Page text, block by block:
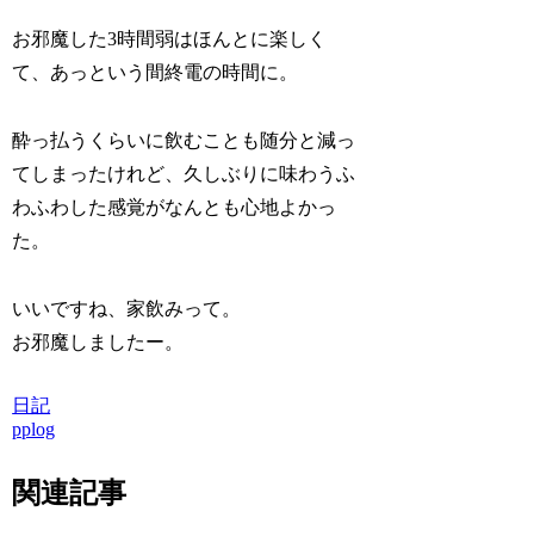
お邪魔した3時間弱はほんとに楽しく
て、あっという間終電の時間に。
酔っ払うくらいに飲むことも随分と減っ
てしまったけれど、久しぶりに味わうふ
わふわした感覚がなんとも心地よかっ
た。
いいですね、家飲みって。
お邪魔しましたー。
日記
pplog
関連記事